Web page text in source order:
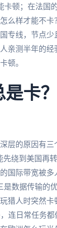
卡顿；在法国
么样才能不
专线，节点
亲测半年的
顿。
是卡
层的原因有
绕到美国再
国际带宽被
数据传输的
猎人时突然卡
连日常任务